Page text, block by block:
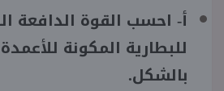
أ- احسب القوة الدافعة
للبطارية المكونة
بالشكل.